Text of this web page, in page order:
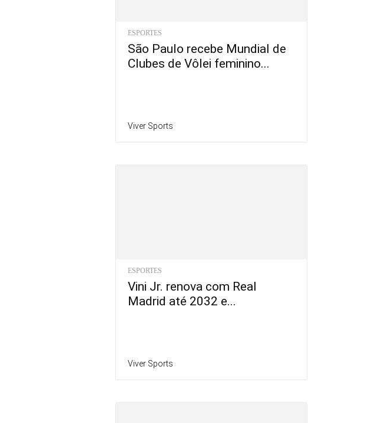
ESPORTES
São Paulo recebe Mundial de
Clubes de Vôlei feminino...
Viver Sports
ESPORTES
Vini Jr. renova com Real
Madrid até 2032 e...
Viver Sports